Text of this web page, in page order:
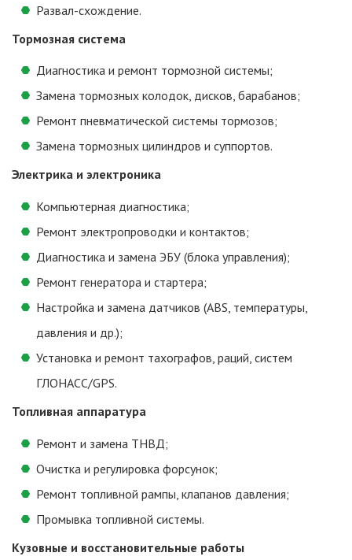
Развал-схождение.
Тормозная система
Диагностика и ремонт тормозной системы;
Замена тормозных колодок, дисков, барабанов;
Ремонт пневматической системы тормозов;
Замена тормозных цилиндров и суппортов.
Электрика и электроника
Компьютерная диагностика;
Ремонт электропроводки и контактов;
Диагностика и замена ЭБУ (блока управления);
Ремонт генератора и стартера;
Настройка и замена датчиков (ABS, температуры,
давления и др.);
Установка и ремонт тахографов, раций, систем
ГЛОНАСС/GPS.
Топливная аппаратура
Ремонт и замена ТНВД;
Очистка и регулировка форсунок;
Ремонт топливной рампы, клапанов давления;
Промывка топливной системы.
Кузовные и восстановительные работы